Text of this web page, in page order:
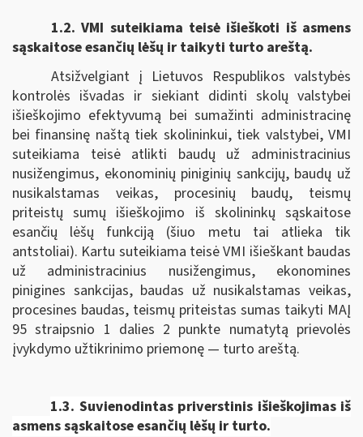
1.2. VMI suteikiama teisė išieškoti iš asmens
sąskaitose esančių lėšų ir taikyti turto areštą.
Atsižvelgiant į Lietuvos Respublikos valstybės
kontrolės išvadas ir siekiant didinti skolų valstybei
išieškojimo efektyvumą bei sumažinti administracinę
bei finansinę naštą tiek skolininkui, tiek valstybei, VMI
suteikiama teisė atlikti baudų už administracinius
nusižengimus, ekonominių piniginių sankcijų, baudų už
nusikalstamas veikas, procesinių baudų, teismų
priteistų sumų išieškojimo iš skolininkų sąskaitose
esančių lėšų funkciją (šiuo metu tai atlieka tik
antstoliai). Kartu suteikiama teisė VMI išieškant baudas
už administracinius nusižengimus, ekonomines
pinigines sankcijas, baudas už nusikalstamas veikas,
procesines baudas, teismų priteistas sumas taikyti MAĮ
95 straipsnio 1 dalies 2 punkte numatytą prievolės
įvykdymo užtikrinimo priemonę — turto areštą.
1.3. Suvienodintas priverstinis išieškojimas iš
asmens sąskaitose esančių lėšų ir turto.